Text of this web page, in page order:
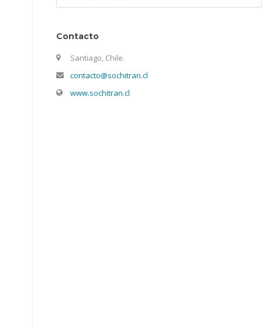
Contacto
Santiago, Chile.
contacto@sochitran.cl
www.sochitran.cl